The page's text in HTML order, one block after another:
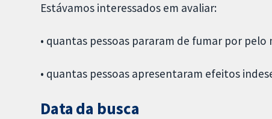
Estávamos interessados em avaliar:
• quantas pessoas pararam de fumar por pelo
• quantas pessoas apresentaram efeitos
Data da busca